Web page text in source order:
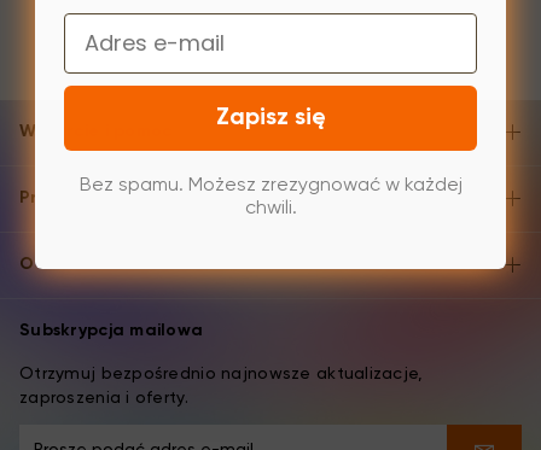
Wsparcie i pomoc
Produkty
O XPPen
Subskrypcja mailowa
Otrzymuj bezpośrednio najnowsze aktualizacje,
zaproszenia i oferty.
Email
Zapisz się
Bez spamu. Możesz zrezygnować w każdej
chwili.